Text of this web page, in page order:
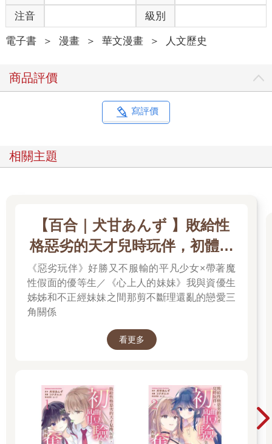
注音 級別
電子書 ＞ 漫畫 ＞ 華文漫畫 ＞ 人文歷史
商品評價
寫評價
相關主題
【百合｜犬甘あんず 】敗給性
格惡劣的天才兒時玩伴，初體驗
全部被她奪走了／心上人的妹妹
《惡劣玩伴》好勝又不服輸的平凡少女×帶著魔
性假面的優等生／《心上人的妹妹》我與資優生
姊姊和不正經妹妹之間那剪不斷理還亂的戀愛三
角關係
看更多